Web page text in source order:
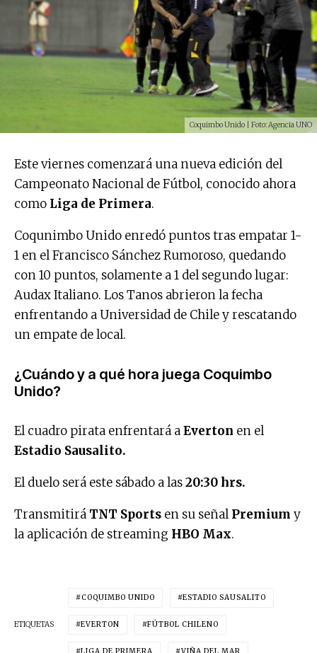
Coquimbo Unido | Foto: Agencia UNO
Este viernes comenzará una nueva edición del
Campeonato Nacional de Fútbol, conocido ahora
como Liga de Primera.
Coqunimbo Unido enredó puntos tras empatar 1-
1 en el Francisco Sánchez Rumoroso, quedando
con 10 puntos, solamente a 1 del segundo lugar:
Audax Italiano. Los Tanos abrieron la fecha
enfrentando a Universidad de Chile y rescatando
un empate de local.
¿Cuándo y a qué hora juega Coquimbo
Unido?
El cuadro pirata enfrentará aEverton en el
Estadio Sausalito.
El duelo será este sábado a las20:30 hrs.
Transmitirá TNT Sports en su señalPremium y
la aplicación de streaming HBO Max.
ETIQUETAS
COQUIMBO UNIDO ESTADIO SAUSALITO
EVERTON FÚTBOL CHILENO
LIGA DE PRIMERA VIÑA DEL MAR